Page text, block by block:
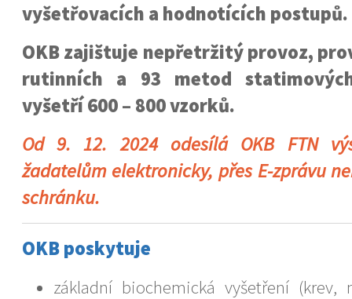
vyšetřovacích a hodnotících postupů.
OKB zajištuje nepřetržitý provoz,
rutinních a 93 metod
vyšetří 600 – 800 vzorků.
Od 9. 12. 2024 odesílá OKB FTN
žadatelům elektronicky, přes E-zprávu
schránku.
OKB poskytuje
základní biochemická vyšetření (krev,